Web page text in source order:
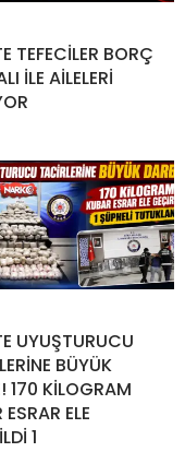
TEFECİLER BORÇ
İLE AİLELERİ
UYUŞTURUCU
BÜYÜK
170 KİLOGRAM
ELE
1